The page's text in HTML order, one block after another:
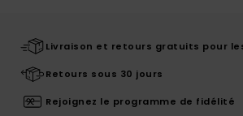
Livraison et retours gratuits pour
Retours sous 30 jours
Rejoignez le programme de fidélité